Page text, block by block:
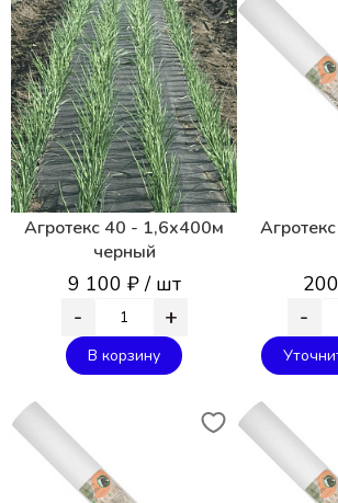
Агротекс 40 - 1,6х400м
черный
9 100 ₽ / шт
- +
В корзину
-